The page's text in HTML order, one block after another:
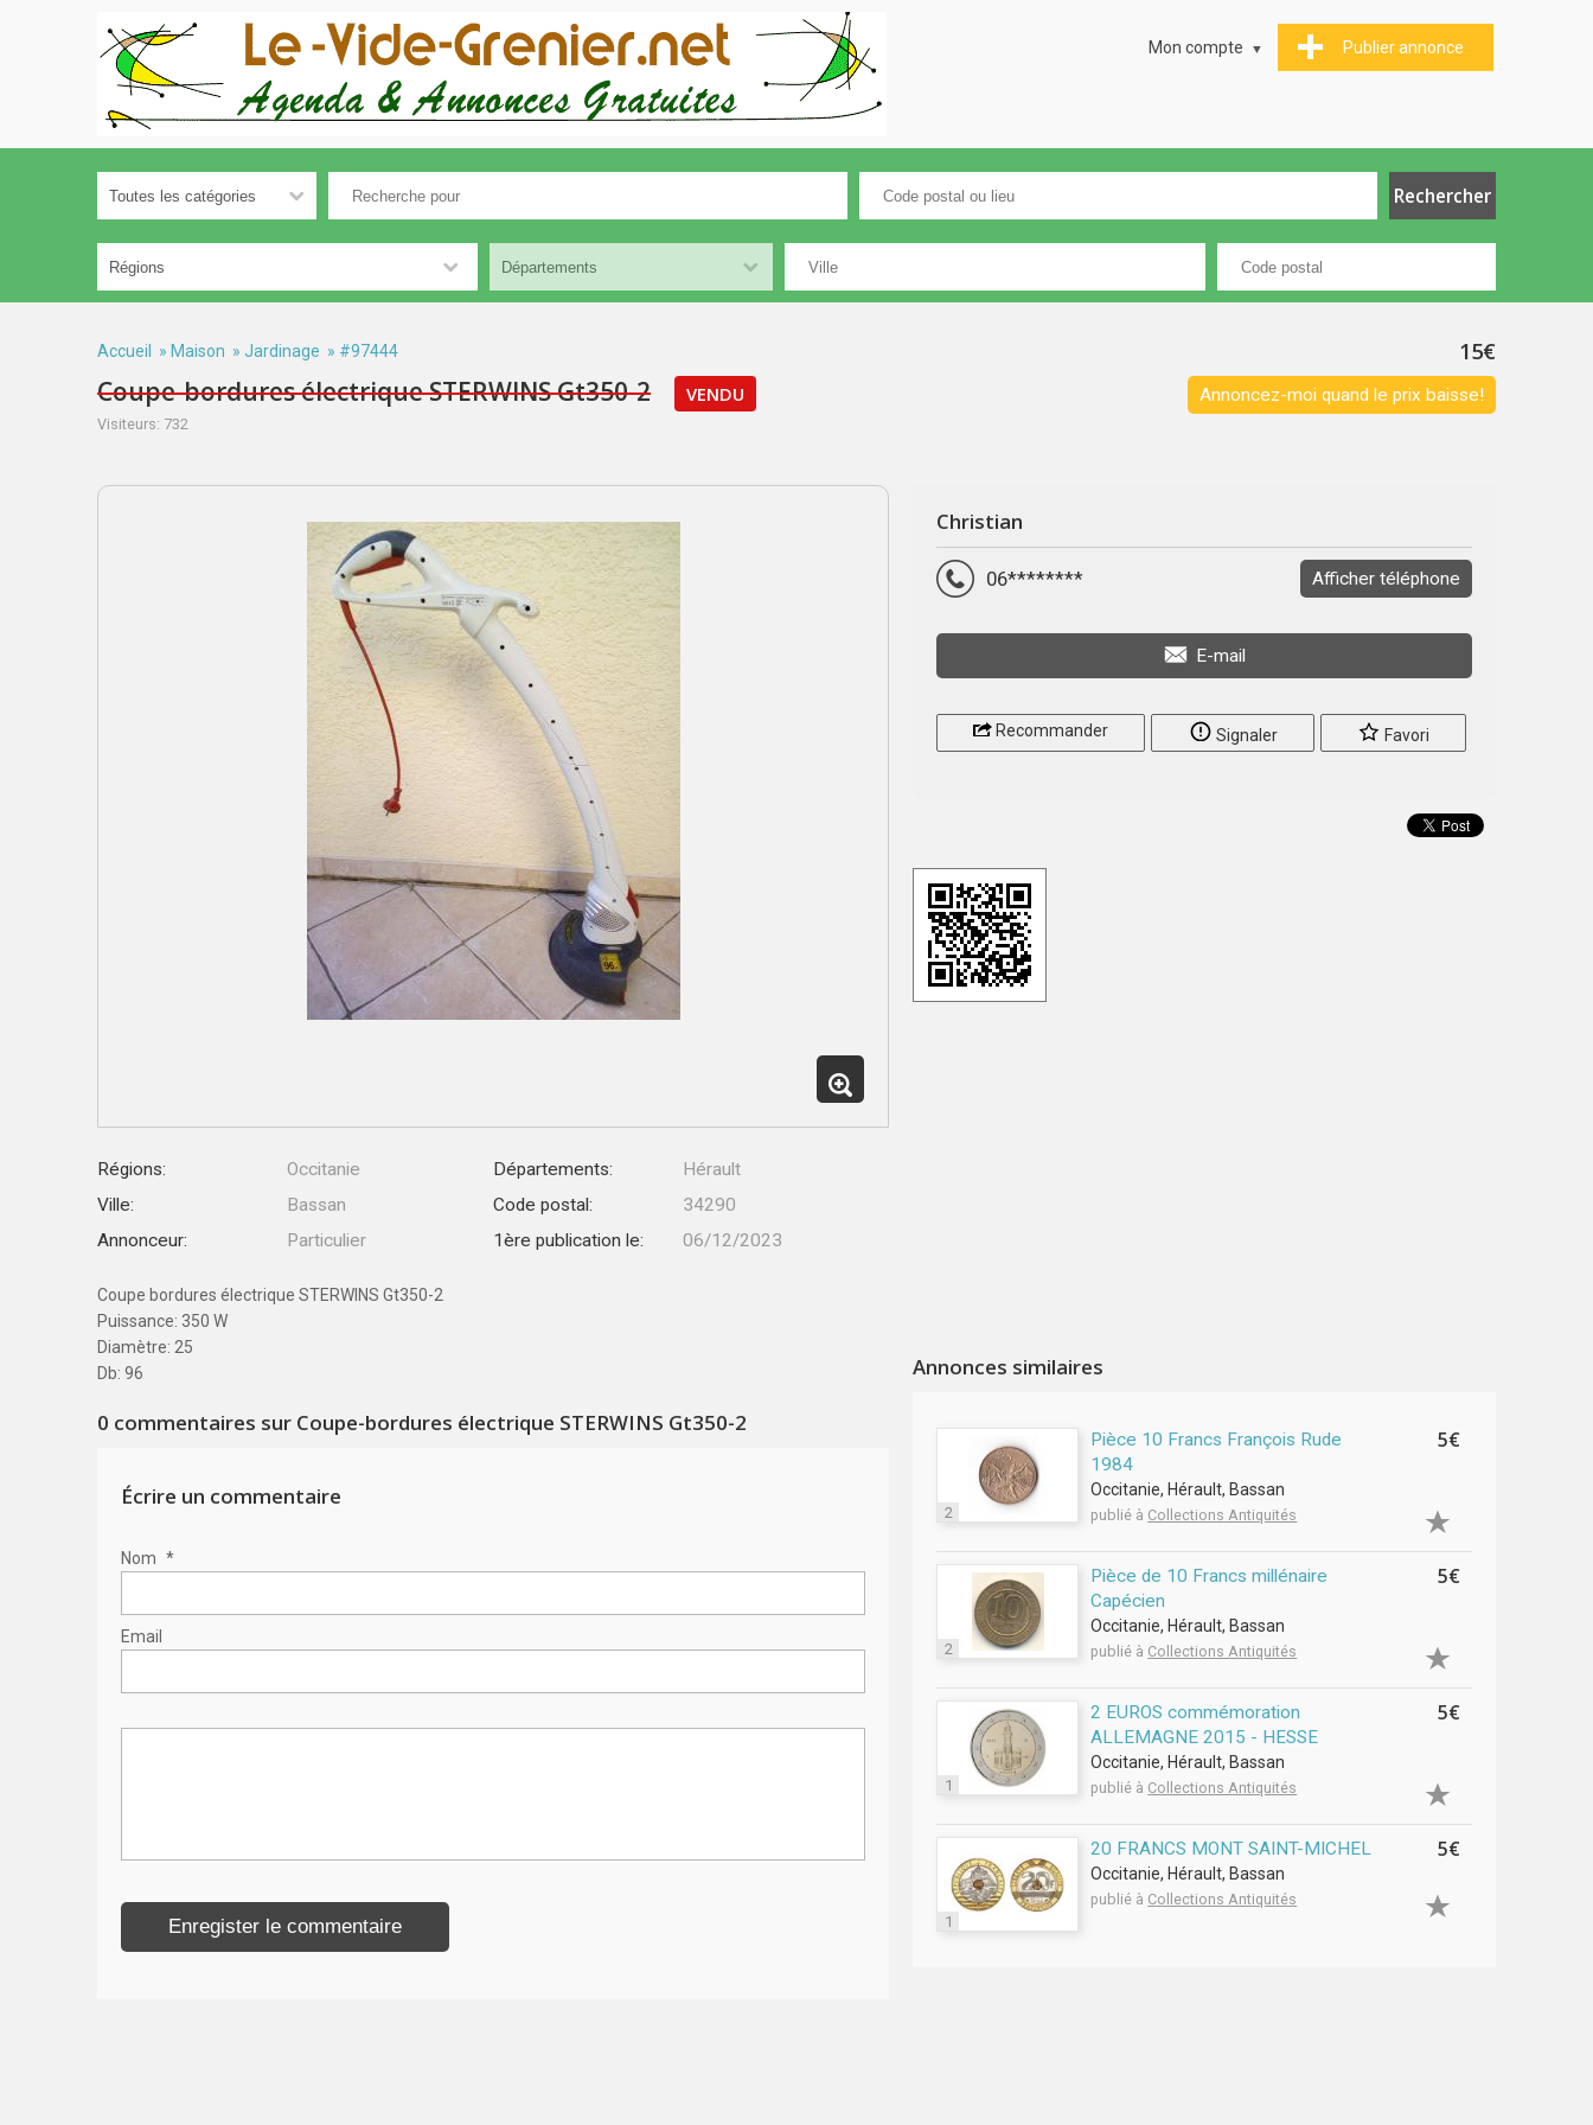
Publier annonce
Mon compte
Accueil » Maison » Jardinage » #97444 15€
Coupe-bordures électrique STERWINS Gt350-2 VENDU
Visiteurs: 732
Annoncez-moi quand le prix baisse!
Régions: Occitanie Départements:
Hérault
Ville:
Bassan Code postal:
34290
Annonceur:
Particulier 1ère publication le: 06/12/2023
Coupe bordures électrique STERWINS Gt350-2
Puissance: 350 W
Diamètre: 25
Db: 96
0 commentaires sur Coupe-bordures électrique STERWINS Gt350-2
Écrire un commentaire
Nom *
Email
Christian
06******** Afficher téléphone
E-mail
Recommander Signaler Favori
Annonces similaires
2
Pièce 10 Francs François Rude
1984
Occitanie, Hérault, Bassan
publié à Collections Antiquités
5€
2
Pièce de 10 Francs millénaire
Capécien
Occitanie, Hérault, Bassan
publié à Collections Antiquités
5€
1
2 EUROS commémoration
ALLEMAGNE 2015 - HESSE
Occitanie, Hérault, Bassan
publié à Collections Antiquités
5€
1
20 FRANCS MONT SAINT-MICHEL
Occitanie, Hérault, Bassan
publié à Collections Antiquités
5€